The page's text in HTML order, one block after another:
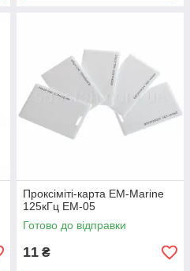
Проксіміті-карта EM-Marine
125кГц EM-05
Готово до відправки
11 ₴